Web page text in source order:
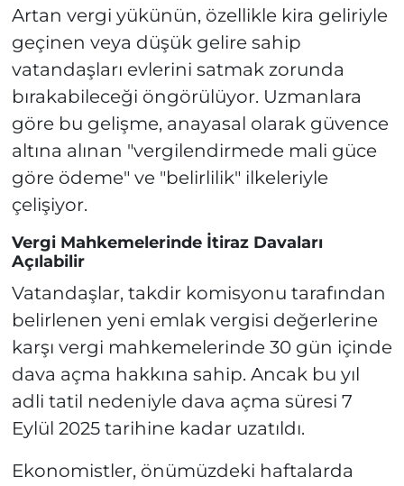
Artan vergi yükünün, özellikle kira geliriyle
geçinen veya düşük gelire sahip
vatandaşları evlerini satmak zorunda
bırakabileceği öngörülüyor. Uzmanlara
göre bu gelişme, anayasal olarak güvence
altına alınan "vergilendirmede mali güce
göre ödeme" ve "belirlilik" ilkeleriyle
çelişiyor.
Vergi Mahkemelerinde İtiraz Davaları
Açılabilir
Vatandaşlar, takdir komisyonu tarafından
belirlenen yeni emlak vergisi değerlerine
karşı vergi mahkemelerinde 30 gün içinde
dava açma hakkına sahip. Ancak bu yıl
adli tatil nedeniyle dava açma süresi 7
Eylül 2025 tarihine kadar uzatıldı.
Ekonomistler, önümüzdeki haftalarda